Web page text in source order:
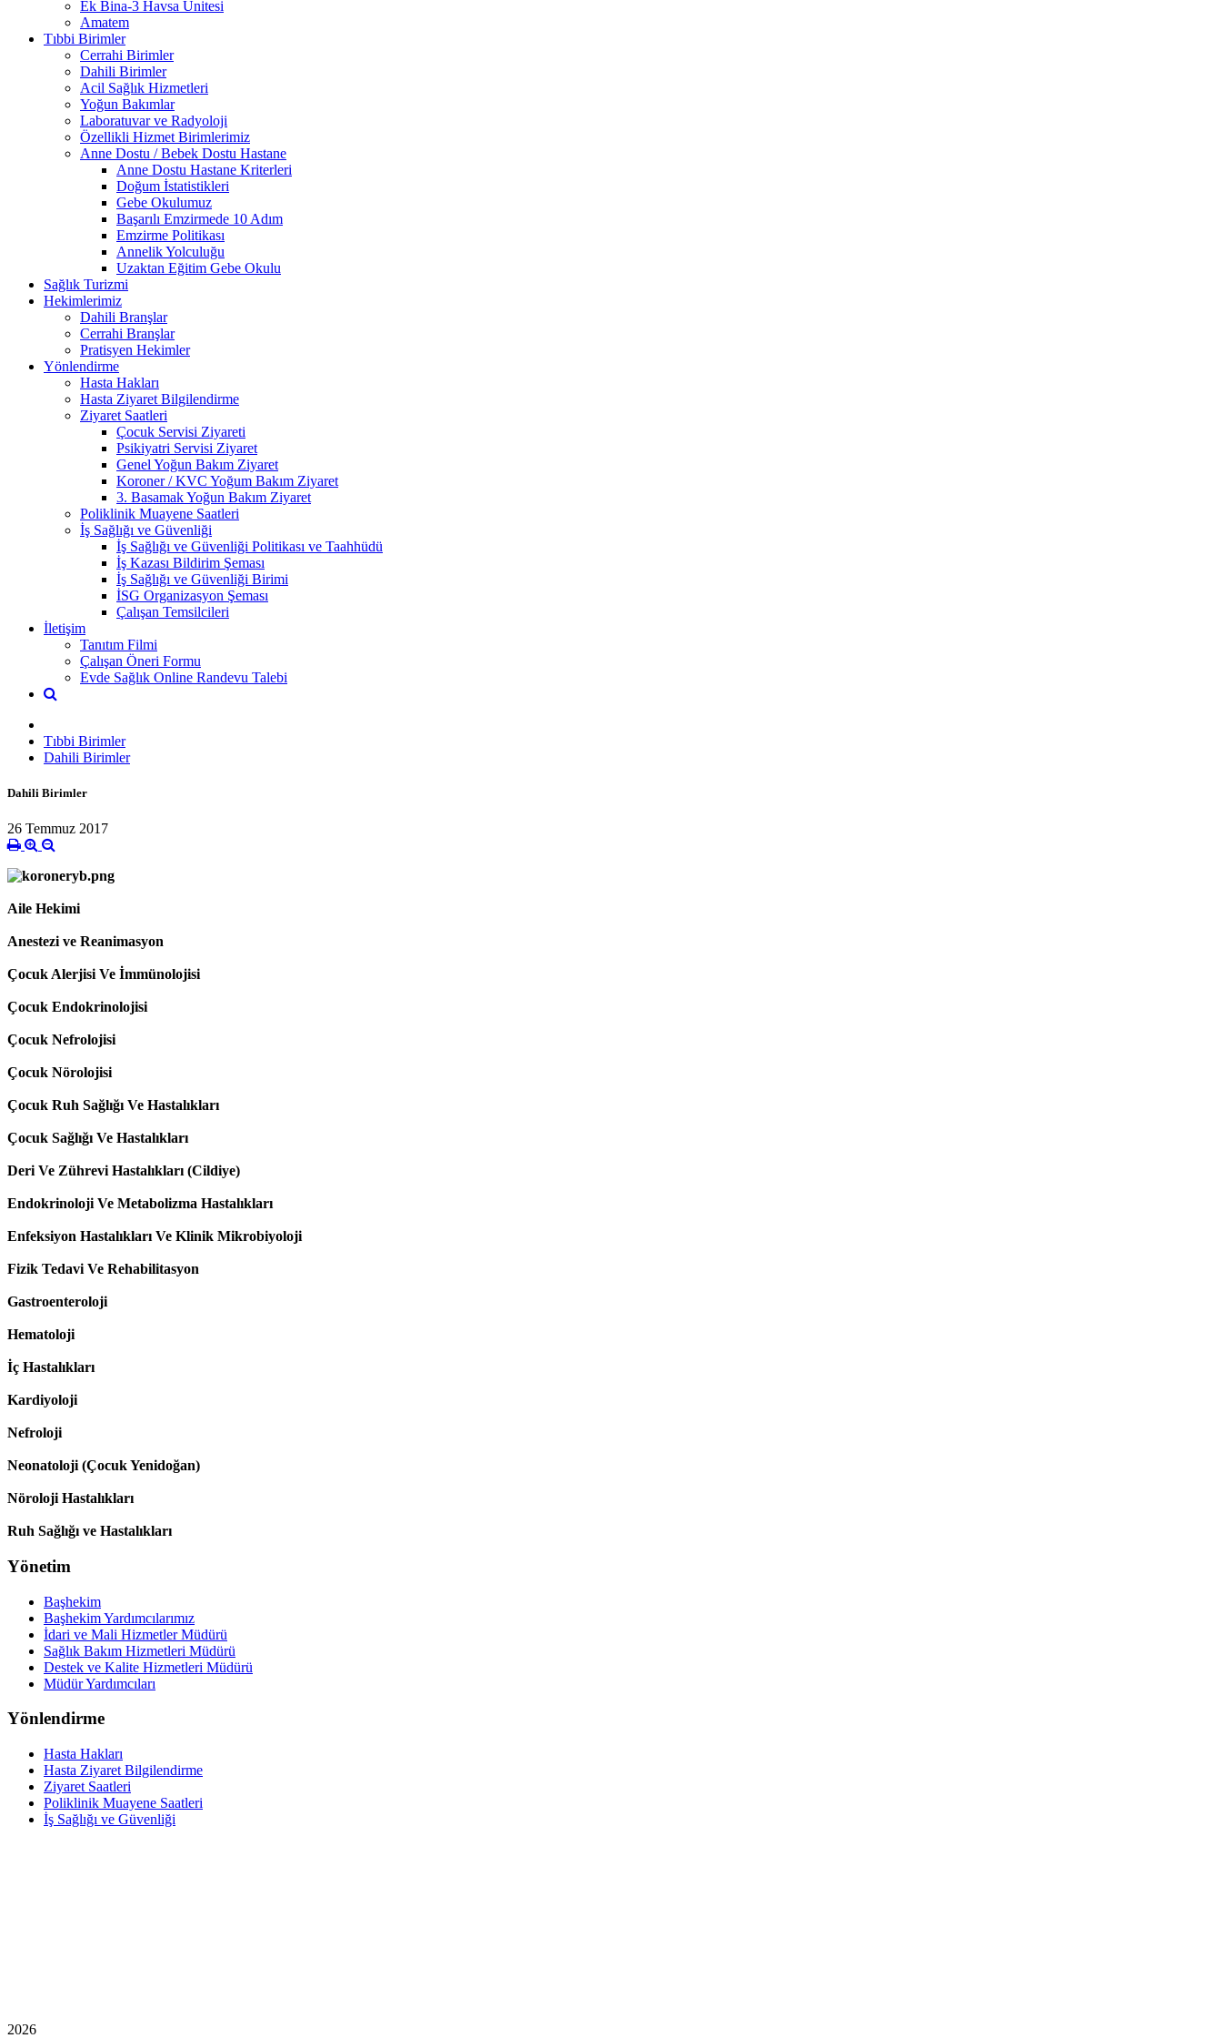
Ek Bina-3 Havsa Ünitesi
Amatem
Tıbbi Birimler
Cerrahi Birimler
Dahili Birimler
Acil Sağlık Hizmetleri
Yoğun Bakımlar
Laboratuvar ve Radyoloji
Özellikli Hizmet Birimlerimiz
Anne Dostu / Bebek Dostu Hastane
Anne Dostu Hastane Kriterleri
Doğum İstatistikleri
Gebe Okulumuz
Başarılı Emzirmede 10 Adım
Emzirme Politikası
Annelik Yolculuğu
Uzaktan Eğitim Gebe Okulu
Sağlık Turizmi
Hekimlerimiz
Dahili Branşlar
Cerrahi Branşlar
Pratisyen Hekimler
Yönlendirme
Hasta Hakları
Hasta Ziyaret Bilgilendirme
Ziyaret Saatleri
Çocuk Servisi Ziyareti
Psikiyatri Servisi Ziyaret
Genel Yoğun Bakım Ziyaret
Koroner / KVC Yoğum Bakım Ziyaret
3. Basamak Yoğun Bakım Ziyaret
Poliklinik Muayene Saatleri
İş Sağlığı ve Güvenliği
İş Sağlığı ve Güvenliği Politikası ve Taahhüdü
İş Kazası Bildirim Şeması
İş Sağlığı ve Güvenliği Birimi
İSG Organizasyon Şeması
Çalışan Temsilcileri
İletişim
Tanıtım Filmi
Çalışan Öneri Formu
Evde Sağlık Online Randevu Talebi
Tıbbi Birimler
Dahili Birimler
Dahili Birimler
26 Temmuz 2017
Aile Hekimi
Anestezi ve Reanimasyon
Çocuk Alerjisi Ve İmmünolojisi
Çocuk Endokrinolojisi
Çocuk Nefrolojisi
Çocuk Nörolojisi
Çocuk Ruh Sağlığı Ve Hastalıkları
Çocuk Sağlığı Ve Hastalıkları
Deri Ve Zührevi Hastalıkları (Cildiye)
Endokrinoloji Ve Metabolizma Hastalıkları
Enfeksiyon Hastalıkları Ve Klinik Mikrobiyoloji
Fizik Tedavi Ve Rehabilitasyon
Gastroenteroloji
Hematoloji
İç Hastalıkları
Kardiyoloji
Nefroloji
Neonatoloji (Çocuk Yenidoğan)
Nöroloji Hastalıkları
Ruh Sağlığı ve Hastalıkları
Yönetim
Başhekim
Başhekim Yardımcılarımız
İdari ve Mali Hizmetler Müdürü
Sağlık Bakım Hizmetleri Müdürü
Destek ve Kalite Hizmetleri Müdürü
Müdür Yardımcıları
Yönlendirme
Hasta Hakları
Hasta Ziyaret Bilgilendirme
Ziyaret Saatleri
Poliklinik Muayene Saatleri
İş Sağlığı ve Güvenliği
2026